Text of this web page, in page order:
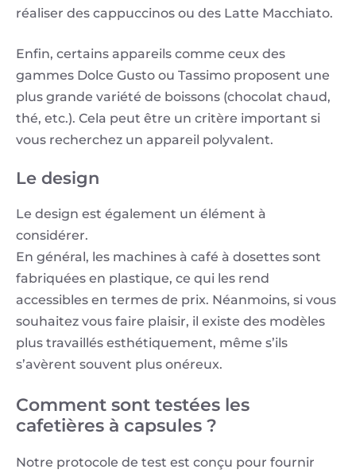
réaliser des cappuccinos ou des Latte Macchiato.
Enfin, certains appareils comme ceux des
gammes Dolce Gusto ou Tassimo proposent une
plus grande variété de boissons (chocolat chaud,
thé, etc.). Cela peut être un critère important si
vous recherchez un appareil polyvalent.
Le design
Le design est également un élément à
considérer.
En général, les machines à café à dosettes sont
fabriquées en plastique, ce qui les rend
accessibles en termes de prix. Néanmoins, si vous
souhaitez vous faire plaisir, il existe des modèles
plus travaillés esthétiquement, même s’ils
s’avèrent souvent plus onéreux.
Comment sont testées les
cafetières à capsules ?
Notre protocole de test est conçu pour fournir